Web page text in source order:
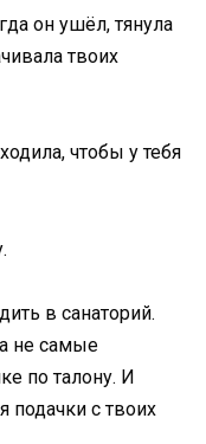
он ушёл, тянула
твоих
чтобы у тебя
в санаторий.
не самые
по талону. И
подачки с твоих